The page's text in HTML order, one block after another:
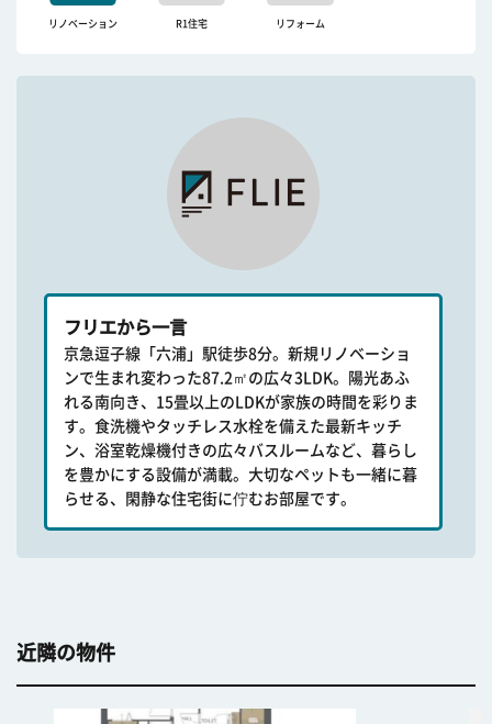
リノベーション R1住宅 リフォーム
フリエから一言
京急逗子線「六浦」駅徒歩8分。新規リノベーショ
ンで生まれ変わった87.2㎡の広々3LDK。陽光あふ
れる南向き、15畳以上のLDKが家族の時間を彩りま
す。食洗機やタッチレス水栓を備えた最新キッチ
ン、浴室乾燥機付きの広々バスルームなど、暮らし
を豊かにする設備が満載。大切なペットも一緒に暮
らせる、閑静な住宅街に佇むお部屋です。
近隣の物件